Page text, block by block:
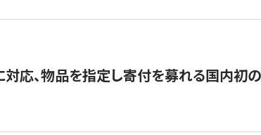
応、物品を指定し寄付を募れる国内初の